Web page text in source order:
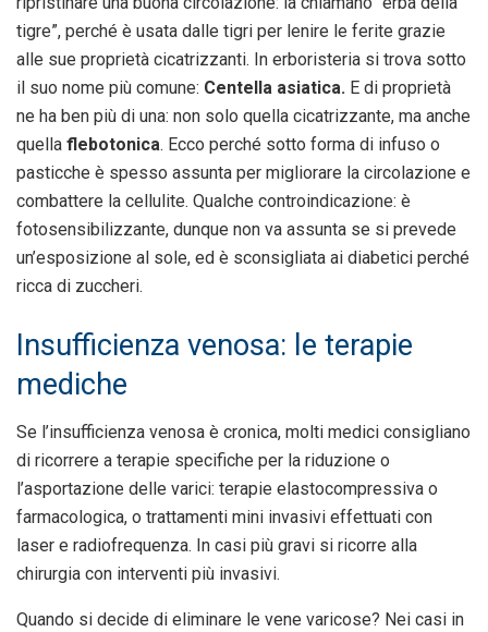
tigre”, perché è usata dalle tigri per lenire le ferite grazie
alle sue proprietà cicatrizzanti. In erboristeria si trova sotto
il suo nome più comune: Centella asiatica. E di proprietà
ne ha ben più di una: non solo quella cicatrizzante, ma anche
quella flebotonica. Ecco perché sotto forma di infuso o
pasticche è spesso assunta per migliorare la circolazione e
combattere la cellulite. Qualche controindicazione: è
fotosensibilizzante, dunque non va assunta se si prevede
un’esposizione al sole, ed è sconsigliata ai diabetici perché
ricca di zuccheri.
Insufficienza venosa: le terapie
mediche
Se l’insufficienza venosa è cronica, molti medici consigliano
di ricorrere a terapie specifiche per la riduzione o
l’asportazione delle varici: terapie elastocompressiva o
farmacologica, o trattamenti mini invasivi effettuati con
laser e radiofrequenza. In casi più gravi si ricorre alla
chirurgia con interventi più invasivi.
Quando si decide di eliminare le vene varicose? Nei casi in